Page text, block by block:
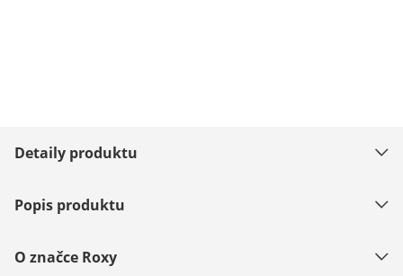
Detaily produktu
Popis produktu
O značce Roxy